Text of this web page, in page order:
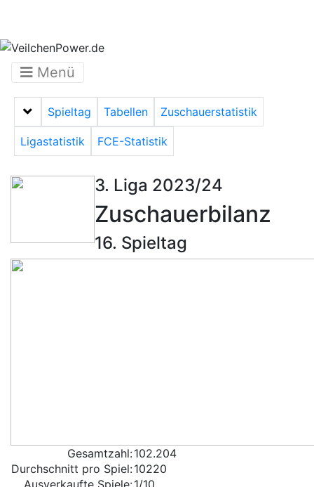
Menü
Menü auf-/zuklappen
Spieltag Tabellen Zuschauerstatistik
Ligastatistik FCE-Statistik
3. Liga 2023/24
Zuschauerbilanz
16. Spieltag
Gesamtzahl:102.204
Durchschnitt pro Spiel:10220
Ausverkaufte Spiele:1/10